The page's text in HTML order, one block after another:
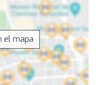
el mapa